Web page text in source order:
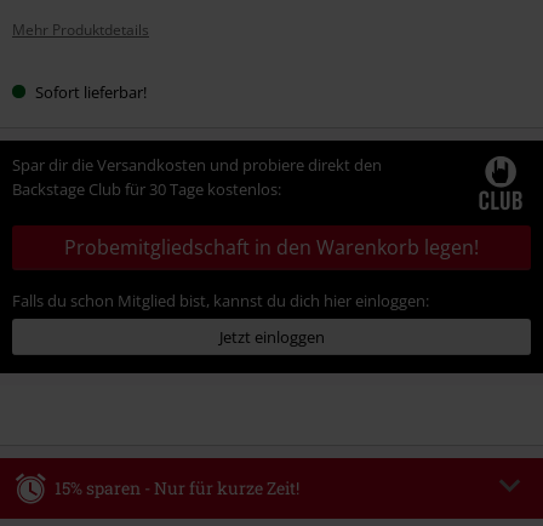
Mehr Produktdetails
Sofort lieferbar!
Spar dir die Versandkosten und probiere direkt den
Backstage Club für 30 Tage kostenlos:
Probemitgliedschaft in den Warenkorb legen!
Falls du schon Mitglied bist, kannst du dich hier einloggen:
Jetzt einloggen
15% sparen - Nur für kurze Zeit!